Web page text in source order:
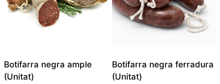
Botifarra negra ample
(Unitat)
Botifarra negra ferradura
(Unitat)